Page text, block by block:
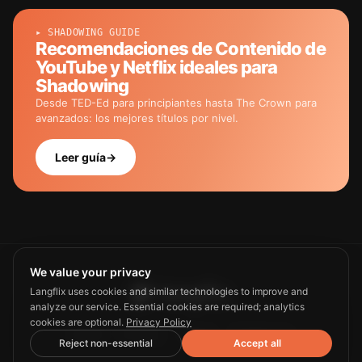
▸ SHADOWING GUIDE
Recomendaciones de Contenido de
YouTube y Netflix ideales para
Shadowing
Desde TED-Ed para principiantes hasta The Crown para
avanzados: los mejores títulos por nivel.
Leer guía→
Guide Privacy Terms Contact us
We value your privacy
Langflix uses cookies and similar technologies to improve and
analyze our service. Essential cookies are required; analytics
cookies are optional. Privacy Policy
Reject non-essential
Accept all